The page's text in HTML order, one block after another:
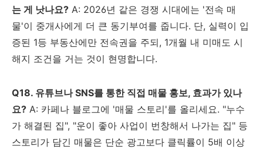
는 게 낫나요? A: 2026년 같은 경쟁 시대에는 '전속 매
물'이 중개사에게 더 큰 동기부여를 줍니다. 단, 실력이 입
증된 1등 부동산에만 전속권을 주되, 1개월 내 미매도 시
해지 조건을 거는 것이 현명합니다.
Q18. 유튜브나 SNS를 통한 직접 매물 홍보, 효과가 있나
요? A: 카페나 블로그에 '매물 스토리'를 올리세요. "누수
가 해결된 집", "운이 좋아 사업이 번창해서 나가는 집" 등
스토리가 담긴 매물은 단순 광고보다 클릭률이 5배 이상